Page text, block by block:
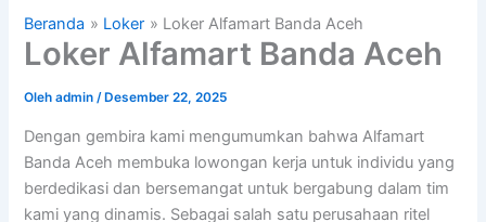
Beranda Loker Loker Alfamart Banda Aceh
Loker Alfamart Banda Aceh
Olehadmin/ Desember 22, 2025
Dengan gembira kami mengumumkan bahwa Alfamart
Banda Aceh membuka lowongan kerja untuk individu yang
berdedikasi dan bersemangat untuk bergabung dalam tim
kami yang dinamis. Sebagai salah satu perusahaan ritel